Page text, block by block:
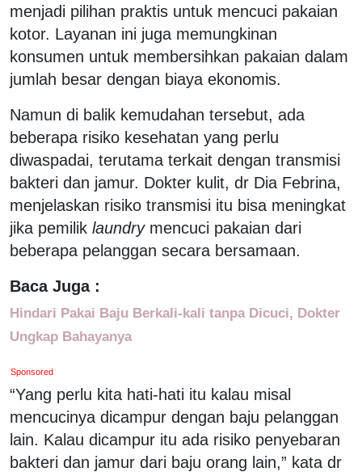
menjadi pilihan praktis untuk mencuci pakaian
kotor. Layanan ini juga memungkinan
konsumen untuk membersihkan pakaian dalam
jumlah besar dengan biaya ekonomis.
Namun di balik kemudahan tersebut, ada
beberapa risiko kesehatan yang perlu
diwaspadai, terutama terkait dengan transmisi
bakteri dan jamur. Dokter kulit, dr Dia Febrina,
menjelaskan risiko transmisi itu bisa meningkat
jika pemilik laundrymencuci pakaian dari
beberapa pelanggan secara bersamaan.
Baca Juga :
Hindari Pakai Baju Berkali-kali tanpa Dicuci, Dokter
Ungkap Bahayanya
Sponsored
“Yang perlu kita hati-hati itu kalau misal
mencucinya dicampur dengan baju pelanggan
lain. Kalau dicampur itu ada risiko penyebaran
bakteri dan jamur dari baju orang lain,” kata dr